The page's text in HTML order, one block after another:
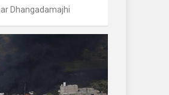
Dhangadamajhi